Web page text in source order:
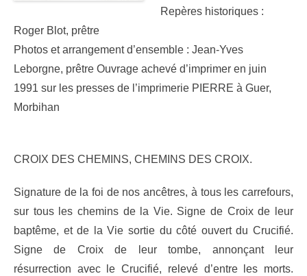
Repères historiques :
Roger Blot, prêtre
Photos et arrangement d’ensemble : Jean-Yves
Leborgne, prêtre Ouvrage achevé d’imprimer en juin
1991 sur les presses de l’imprimerie PIERRE à Guer,
Morbihan
CROIX DES CHEMINS, CHEMINS DES CROIX.
Signature de la foi de nos ancêtres, à tous les carrefours,
sur tous les chemins de la Vie. Signe de Croix de leur
baptême, et de la Vie sortie du côté ouvert du Crucifié.
Signe de Croix de leur tombe, annonçant leur
résurrection avec le Crucifié, relevé d’entre les morts.